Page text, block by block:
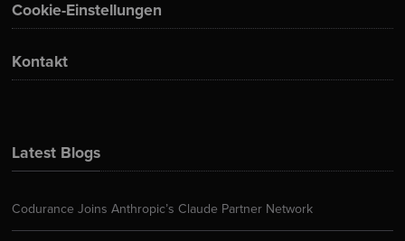
Latest Blogs
Codurance Joins Anthropic’s Claude Partner Network
Cookie-Einstellungen
Kontakt